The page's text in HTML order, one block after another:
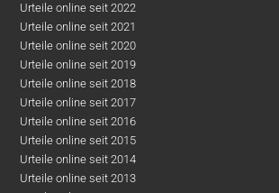
Urteile online seit 2022
Urteile online seit 2021
Urteile online seit 2020
Urteile online seit 2019
Urteile online seit 2018
Urteile online seit 2017
Urteile online seit 2016
Urteile online seit 2015
Urteile online seit 2014
Urteile online seit 2013